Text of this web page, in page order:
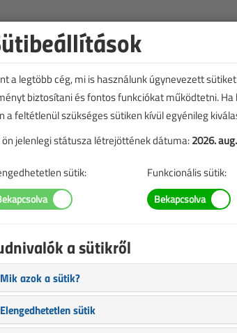
DC póló
a legtöbb cég, mi is használunk úgynevezett
biztosítani és fontos funkciókat működtetni.
a feltétlenül szükséges sütiken kívül egyénileg
ön jelenlegi státusza létrejöttének dátuma:2026.
sütik: Funkcionális sütik:
a sütikről
Mik azok a sütik?
Elengedhetetlen sütik